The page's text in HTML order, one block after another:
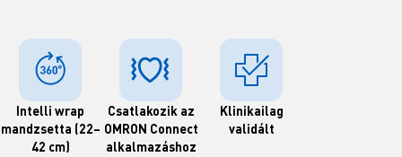
Intelli wrap
mandzsetta (22–
42 cm)
Csatlakozik az
OMRON Connect
alkalmazáshoz
Klinikailag
validált